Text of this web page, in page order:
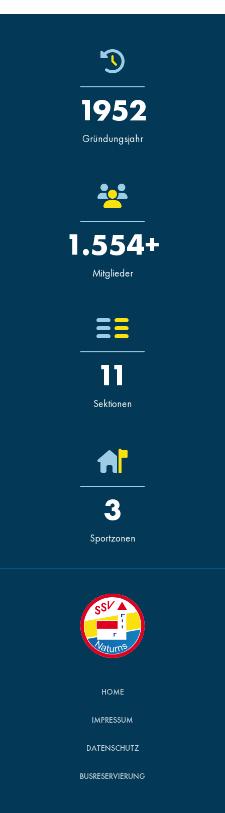
Gründungsjahr
1952
Mitglieder
1.554+
Sektionen
11
Sportzonen
3
HOME
IMPRESSUM
DATENSCHUTZ
BUSRESERVIERUNG